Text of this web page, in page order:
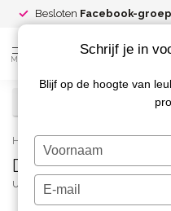
Besloten Facebook-groep
MENU
Home / D34 Gelpolish
D34 Gelpolish
URBAN NAILS
Schrijf je in
Blijf op de hoogte van
Typ
je
naam
Typ
je